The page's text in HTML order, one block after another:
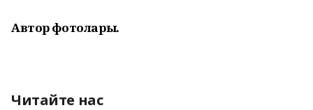
Автор фотолары.
Читайте нас